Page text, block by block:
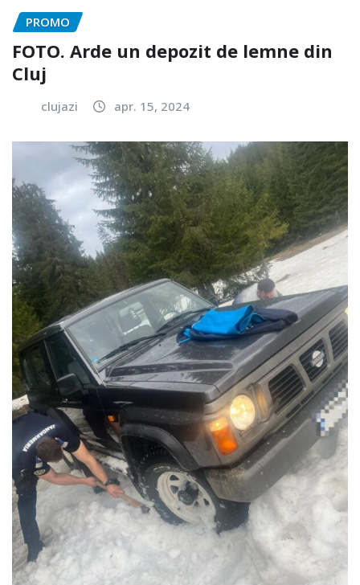
PROMO
FOTO. Arde un depozit de lemne din
Cluj
clujazi apr. 15, 2024